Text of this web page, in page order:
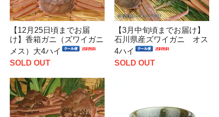
【12月25日頃までお届
け】香箱ガニ（ズワイガニ
メス）大4ハイ
SOLD OUT
【3月中旬頃までお届け】
石川県産ズワイガニ オス
4ハイ
SOLD OUT